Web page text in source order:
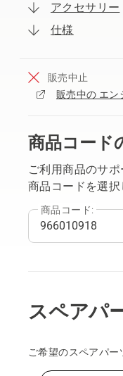
アクセサリー
仕様
販売中止
販売中の エン
商品コード
ご利用商品のサ
商品コードを選択
商品コード:
スペアパ
ご希望のスペアパー